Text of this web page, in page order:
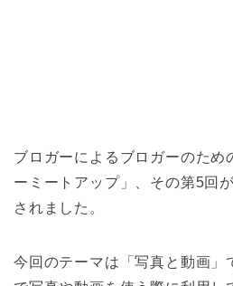
ブロガーによるブロガーのため
ーミートアップ」、その第5回
されました。
今回のテーマは「写真と動画」